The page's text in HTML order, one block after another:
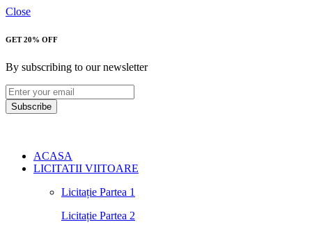
Close
GET 20% OFF
By subscribing to our newsletter
Subscribe
ACASA
LICITATII VIITOARE
Licitație Partea 1
Licitație Partea 2